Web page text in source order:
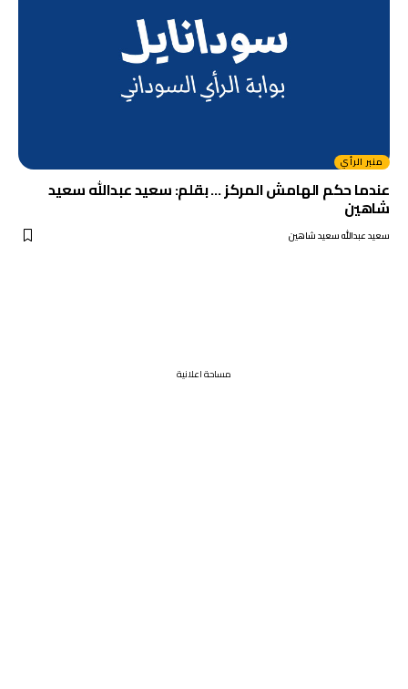
منبر الرأي
عندما حكم الهامش المركز … بقلم: سعيد عبدالله سعيد
شاهين
سعيد عبدالله سعيد شاهين
مساحة اعلانية